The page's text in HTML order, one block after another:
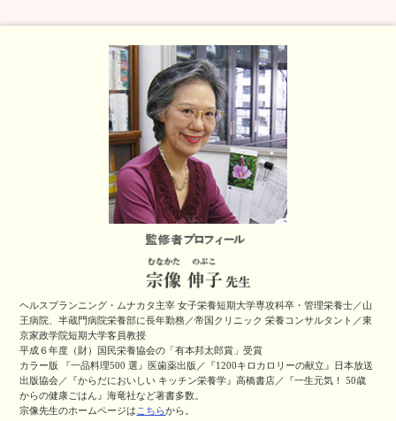
ヘルスプランニング・ムナカタ主宰 女子栄養短期大学専攻科卒・管理栄養士／山
王病院、半蔵門病院栄養部に長年勤務／帝国クリニック 栄養コンサルタント／東
京家政学院短期大学客員教授
平成６年度（財）国民栄養協会の「有本邦太郎賞」受賞
カラー版 『一品料理500 選』医歯薬出版／『1200キロカロリーの献立』日本放送
出版協会／『からだにおいしい キッチン栄養学』高橋書店／『一生元気！ 50歳
からの健康ごはん』海竜社など著書多数。
宗像先生のホームページはこちらから。